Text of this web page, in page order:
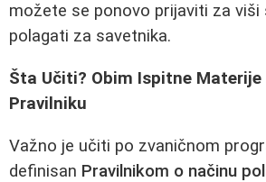
možete se ponovo prijaviti za viši
polagati za savetnika.
Šta Učiti? Obim Ispitne Materije
Pravilniku
Važno je učiti po zvaničnom
definisan Pravilnikom o načinu